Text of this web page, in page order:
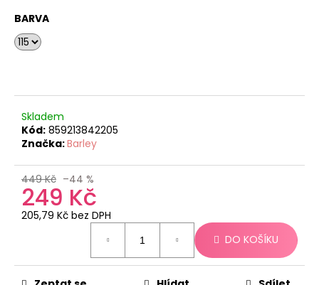
BARVA
Skladem
Kód: 859213842205
Značka:Barley
449 Kč –44 %
249 Kč
205,79 Kč bez DPH
DO KOŠÍKU
o
r
u
j
e
m
e